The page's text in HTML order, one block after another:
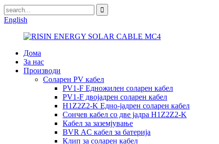
English
Дома
За нас
Производи
Соларен PV кабел
PV1-F Едножилен соларен кабел
PV1-F двојадрен соларен кабел
H1Z2Z2-K Едно-јадрен соларен кабел
Сончев кабел со две јадра H1Z2Z2-K
Кабел за заземјување
BVR AC кабел за батерија
Клип за соларен кабел